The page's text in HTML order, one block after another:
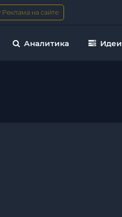
Реклама на сайте
Аналитика Идеи